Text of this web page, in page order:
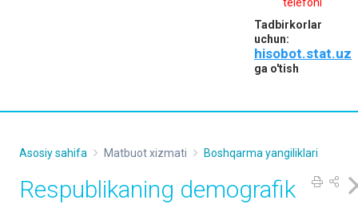
Tadbirkorlar
uchun:
hisobot.stat.uz
ga o'tish
Asosiy sahifa Matbuot xizmati Boshqarma yangiliklari
Respublikaning demografik